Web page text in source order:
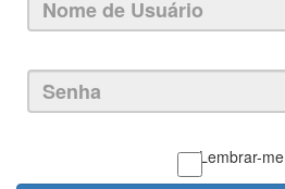
Lembrar-me